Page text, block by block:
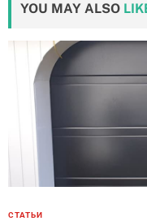
YOU MAY ALSO
СТАТЬИ